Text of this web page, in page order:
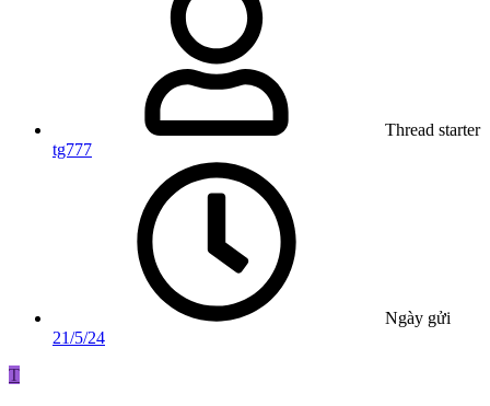
Thread starter
tg777
Ngày gửi
21/5/24
T